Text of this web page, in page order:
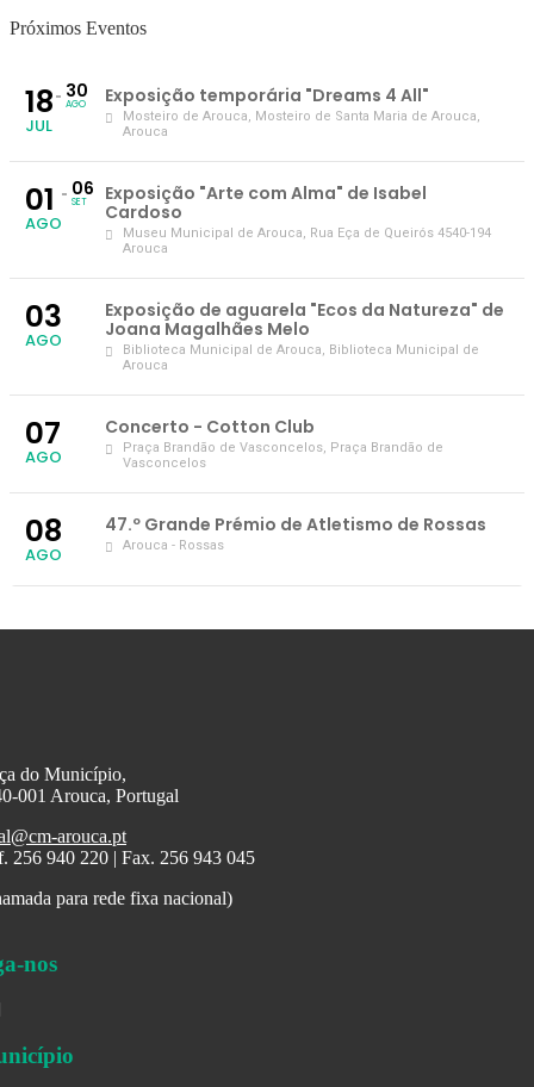
Próximos Eventos
18
JUL
30
AGO Exposição temporária "Dreams 4 All"
Mosteiro de Arouca, Mosteiro de Santa Maria de Arouca,
Arouca
01
AGO
06
SET
Exposição "Arte com Alma" de Isabel
Cardoso
Museu Municipal de Arouca, Rua Eça de Queirós 4540-194
Arouca
03
AGO
Exposição de aguarela "Ecos da Natureza" de
Joana Magalhães Melo
Biblioteca Municipal de Arouca, Biblioteca Municipal de
Arouca
07
AGO
Concerto - Cotton Club
Praça Brandão de Vasconcelos, Praça Brandão de
Vasconcelos
08
AGO
47.º Grande Prémio de Atletismo de Rossas
Arouca - Rossas
do Município,
001 Arouca, Portugal
arouca.pt
256 940 220 | Fax. 256 943 045
para rede fixa nacional)
nos